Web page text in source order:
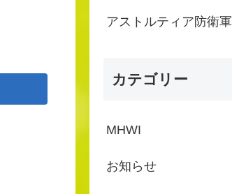
アストルティア防衛軍
カテゴリー
MHWI
お知らせ